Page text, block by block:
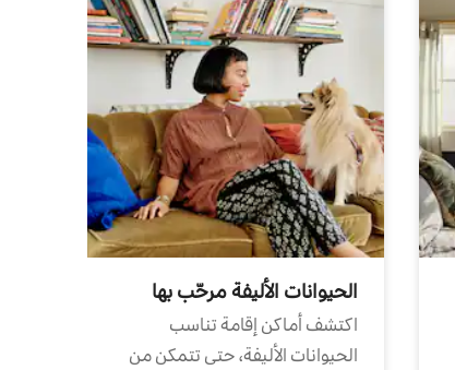
الحيوانات الأليفة مرحّب بها
اكتشف أماكن إقامة تناسب
الحيوانات الأليفة، حتى تتمكن من